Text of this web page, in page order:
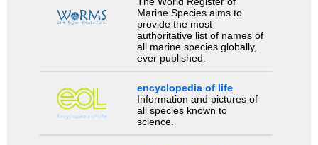
Marine Species aims to
provide the most
authoritative list of names of
all marine species globally,
ever published.
encyclopedia of life
Information and pictures of
all species known to
science.